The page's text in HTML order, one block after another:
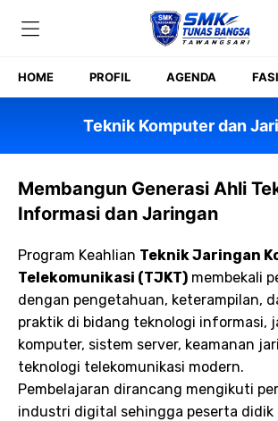
HOME PROFIL AGENDA
Teknik Komputer dan
Membangun Generasi Ahli
Informasi dan Jaringan
Program Keahlian Teknik Jaringan
Telekomunikasi (TJKT) membekali
dengan pengetahuan, keterampilan,
praktik di bidang teknologi informasi,
komputer, sistem server, keamanan
teknologi telekomunikasi modern.
Pembelajaran dirancang mengikuti
industri digital sehingga peserta didik